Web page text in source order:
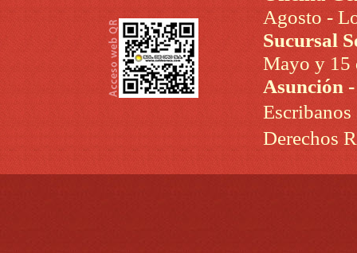
Agosto -
Sucursal
Mayo y 15
Asunción
Derechos